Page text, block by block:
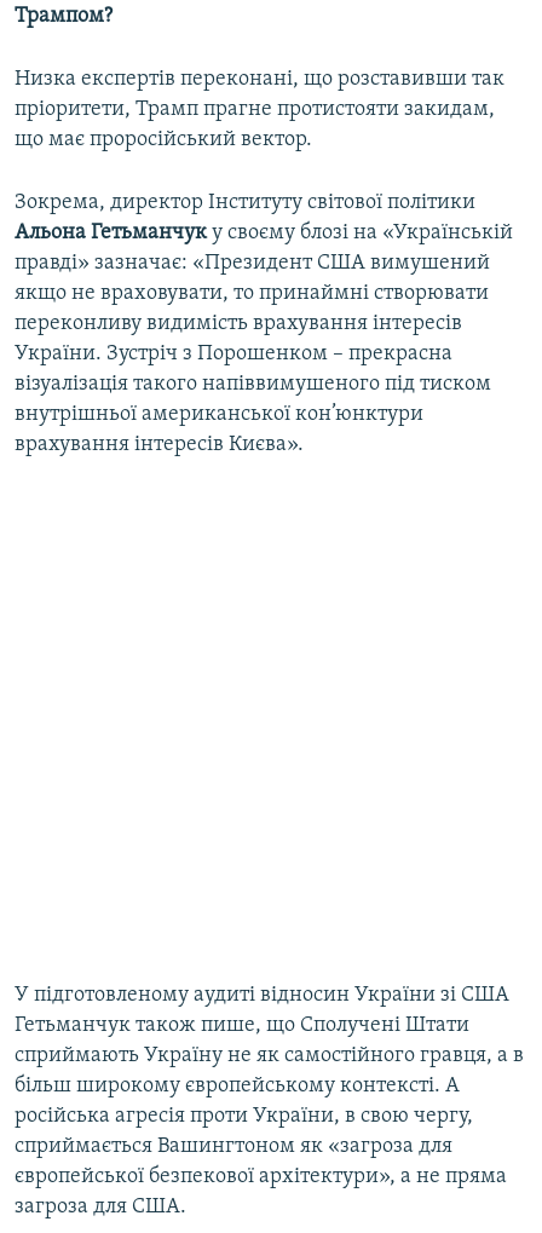
Трампом?
Низка експертів переконані, що розставивши так
пріоритети, Трамп прагне протистояти закидам,
що має проросійський вектор.
Зокрема, директор Інституту світової політики
Альона Гетьманчуку своєму блозі на «Українській
правді» зазначає: «Президент США вимушений
якщо не враховувати, то принаймні створювати
переконливу видимість врахування інтересів
України. Зустріч з Порошенком – прекрасна
візуалізація такого напіввимушеного під тиском
внутрішньої американської кон’юнктури
врахування інтересів Києва».
У підготовленому аудиті відносин України зі США
Гетьманчук також пише, що Сполучені Штати
сприймають Україну не як самостійного гравця, а в
більш широкому європейському контексті. А
російська агресія проти України, в свою чергу,
сприймається Вашингтоном як «загроза для
європейської безпекової архітектури», а не пряма
загроза для США.